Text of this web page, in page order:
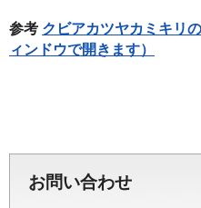
参考 クビアカツヤカミキリ
ィンドウで開きます）
お問い合わせ